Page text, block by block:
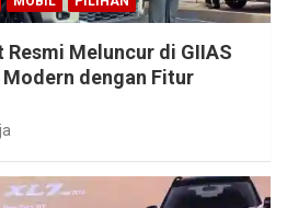
Meluncur di GIIAS
dengan Fitur